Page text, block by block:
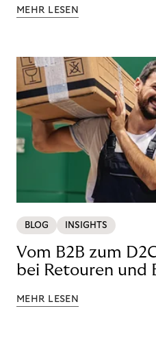
MEHR LESEN
BLOG INSIGHTS
Vom B2B zum
bei Retouren und
MEHR LESEN